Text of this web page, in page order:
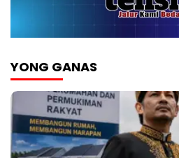
YONG GANAS